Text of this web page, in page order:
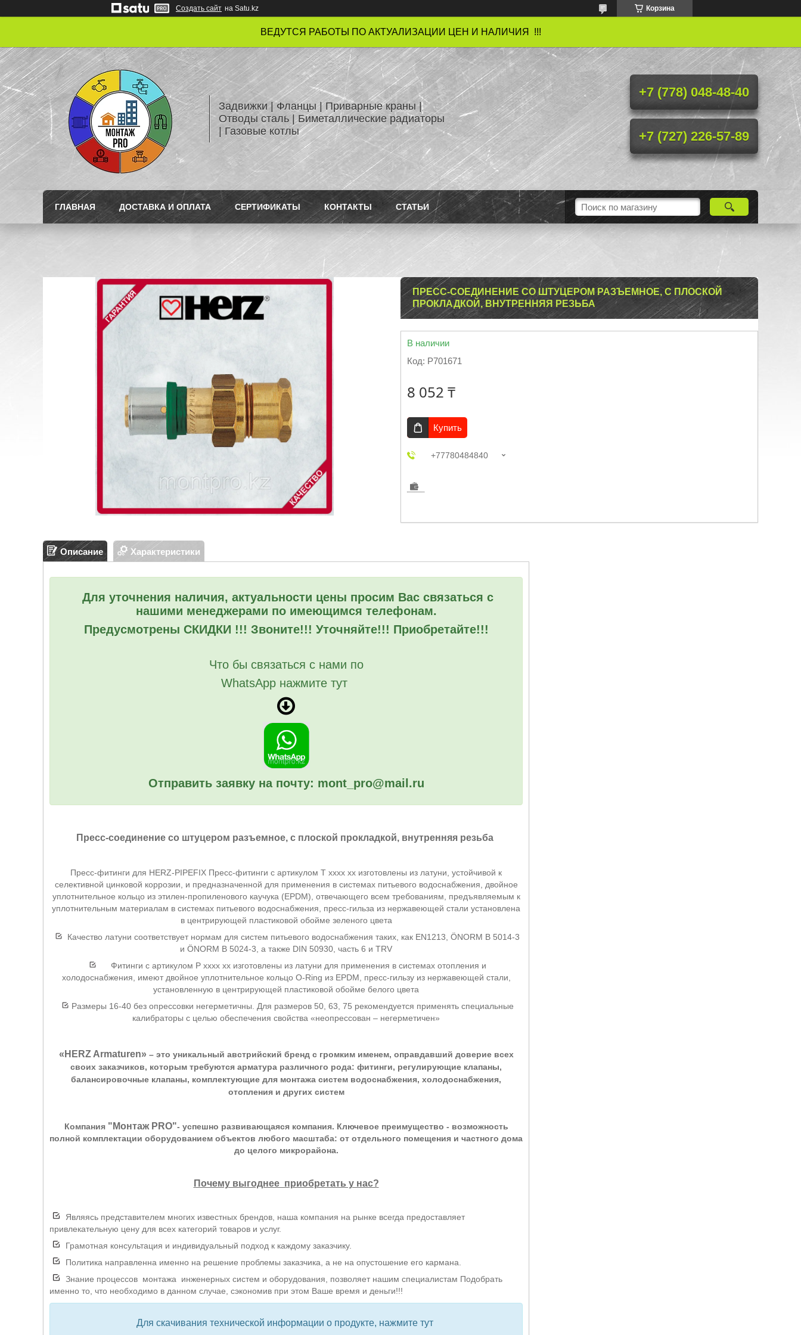
Создать сайт на Satu.kz Корзина
ВЕДУТСЯ РАБОТЫ ПО АКТУАЛИЗАЦИИ ЦЕН И НАЛИЧИЯ !!!
Задвижки | Фланцы | Приварные краны |
Отводы сталь | Биметаллические радиаторы
| Газовые котлы
+7 (778) 048-48-40
+7 (727) 226-57-89
ГЛАВНАЯ ДОСТАВКА И ОПЛАТА СЕРТИФИКАТЫ КОНТАКТЫ СТАТЬИ
ПРЕСС-СОЕДИНЕНИЕ СО ШТУЦЕРОМ РАЗЪЕМНОЕ, С ПЛОСКОЙ
ПРОКЛАДКОЙ, ВНУТРЕННЯЯ РЕЗЬБА
В наличии
Код: Р701671
8 052 ₸
Купить
+77780484840
Описание Характеристики
Для уточнения наличия, актуальности цены просим Вас связаться с
нашими менеджерами по имеющимся телефонам.
Предусмотрены СКИДКИ !!! Звоните!!! Уточняйте!!! Приобретайте!!!
Что бы связаться с нами по
WhatsApp нажмите тут
Отправить заявку на почту: mont_pro@mail.ru
Пресс-соединение со штуцером разъемное, с плоской прокладкой, внутренняя резьба
Пресс-фитинги для HERZ-PIPEFIX Пресс-фитинги с артикулом T xxxx xx изготовлены из латуни, устойчивой к
селективной цинковой коррозии, и предназначенной для применения в системах питьевого водоснабжения, двойное
уплотнительное кольцо из этилен-пропиленового каучука (EPDM), отвечающего всем требованиям, предъявляемым к
уплотнительным материалам в системах питьевого водоснабжения, пресс-гильза из нержавеющей стали установлена
в центрирующей пластиковой обойме зеленого цвета
Качество латуни соответствует нормам для систем питьевого водоснабжения таких, как EN1213, ÖNORM B 5014-3
и ÖNORM B 5024-3, а также DIN 50930, часть 6 и TRV
Фитинги с артикулом P хххх хх изготовлены из латуни для применения в системах отопления и
холодоснабжения, имеют двойное уплотнительное кольцо O-Ring из EPDM, пресс-гильзу из нержавеющей стали,
установленную в центрирующей пластиковой обойме белого цвета
Размеры 16-40 без опрессовки негерметичны. Для размеров 50, 63, 75 рекомендуется применять специальные
калибраторы с целью обеспечения свойства «неопрессован – негерметичен»
«HERZ Armaturen» – это уникальный австрийский бренд с громким именем, оправдавший доверие всех
своих заказчиков, которым требуются арматура различного рода: фитинги, регулирующие клапаны,
балансировочные клапаны, комплектующие для монтажа систем водоснабжения, холодоснабжения,
отопления и других систем
Компания "Монтаж PRO"- успешно развивающаяся компания. Ключевое преимущество - возможность
полной комплектации оборудованием объектов любого масштаба: от отдельного помещения и частного дома
до целого микрорайона.
Почему выгоднее приобретать у нас?
Являясь представителем многих известных брендов, наша компания на рынке всегда предоставляет
привлекательную цену для всех категорий товаров и услуг.
Грамотная консультация и индивидуальный подход к каждому заказчику.
Политика направленна именно на решение проблемы заказчика, а не на опустошение его кармана.
Знание процессов монтажа инженерных систем и оборудования, позволяет нашим специалистам Подобрать
именно то, что необходимо в данном случае, сэкономив при этом Ваше время и деньги!!!
Для скачивания технической информации о продукте, нажмите тут